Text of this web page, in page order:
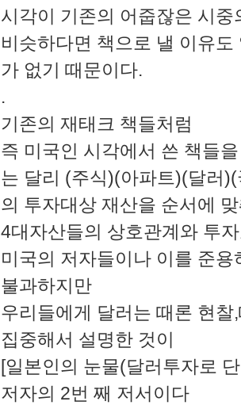
시각이 기존의 어줍잖은 시중
비슷하다면 책으로 낼 이유
가 없기 때문이다.
.
기존의 재태크 책들처럼
즉 미국인 시각에서 쓴 책들
는 달리 (주식)(아파트)(달러
의 투자대상 재산을 순서에
4대자산들의 상호관계와 투
미국의 저자들이나 이를 준
불과하지만
우리들에게 달러는 때론 현
집중해서 설명한 것이
[일본인의 눈물(달러투자로
저자의 2번 째 저서이다